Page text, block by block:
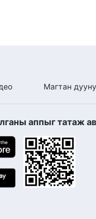
Магтан
аппыг татаж